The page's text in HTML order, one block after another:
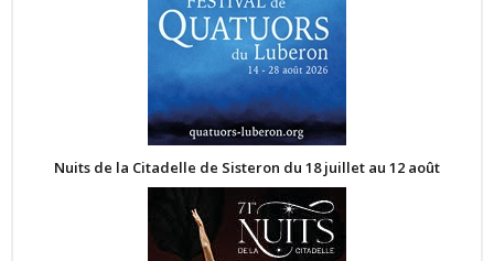
Nuits de la Citadelle de Sisteron du 18 juillet au 12 août